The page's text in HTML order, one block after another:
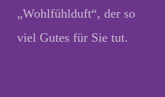
„Wohlfühlduft“, der so
viel Gutes für Sie tut.